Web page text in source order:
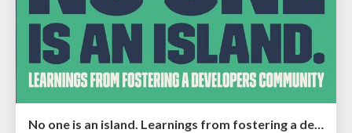
No one is an island. Learnings from fostering a developers community.